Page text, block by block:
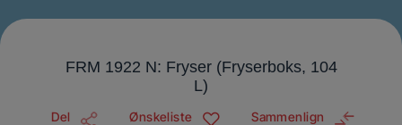
FRM 1922 N: Fryser (Fryserboks, 104
L)
Del Ønskeliste Sammenlign